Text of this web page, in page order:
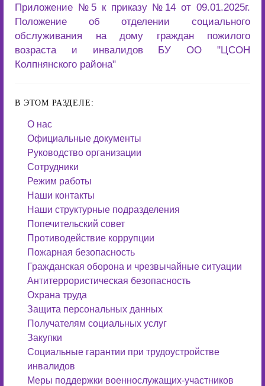
Приложение №5 к приказу №14 от 09.01.2025г.
Положение об отделении социального
обслуживания на дому граждан пожилого
возраста и инвалидов БУ ОО "ЦСОН
Колпнянского района"
В ЭТОМ РАЗДЕЛЕ:
О нас
Официальные документы
Руководство организации
Сотрудники
Режим работы
Наши контакты
Наши структурные подразделения
Попечительский совет
Противодействие коррупции
Пожарная безопасность
Гражданская оборона и чрезвычайные ситуации
Антитеррористическая безопасность
Охрана труда
Защита персональных данных
Получателям социальных услуг
Закупки
Социальные гарантии при трудоустройстве
инвалидов
Меры поддержки военнослужащих-участников